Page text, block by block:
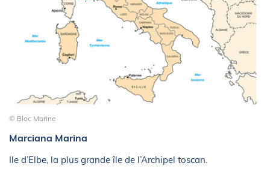
© Bloc Marine
Marciana Marina
Ile d’Elbe, la plus grande île de l’Archipel toscan.